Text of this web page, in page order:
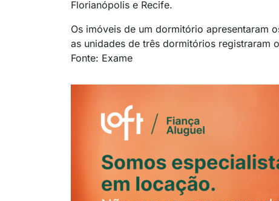
Florianópolis e Recife.
Os imóveis de um dormitório apresentaram
as unidades de três dormitórios registraram
Fonte: Exame